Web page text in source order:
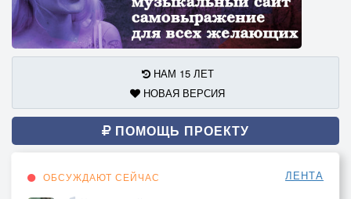
НАМ 15 ЛЕТ
НОВАЯ ВЕРСИЯ
ПОМОЩЬ ПРОЕКТУ
ОБСУЖДАЮТ СЕЙЧАС ЛЕНТА